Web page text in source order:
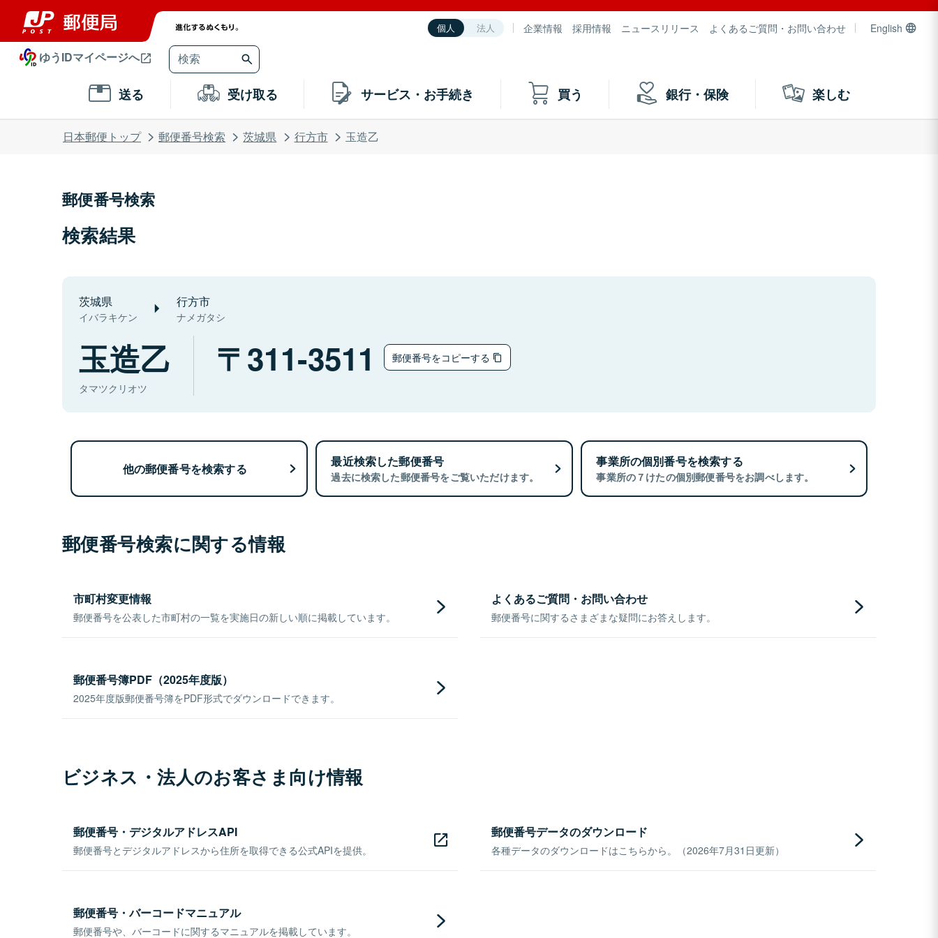
個人 法人 企業情報 採用情報 ニュースリリース よくあるご質問・お問い合わせ English
ゆうIDマイページへ
送る 受け取る サービス・お手続き 買う 銀行・保険 楽しむ
日本郵便トップ 郵便番号検索 茨城県 行方市 玉造乙
郵便番号検索
検索結果
茨城県
イバラキケン
行方市
ナメガタシ
玉造乙
タマツクリオツ
311-3511 郵便番号をコピーする
他の郵便番号を検索する 最近検索した郵便番号
過去に検索した郵便番号をご覧いただけます。
事業所の個別番号を検索する
事業所の７けたの個別郵便番号をお調べします。
郵便番号検索に関する情報
市町村変更情報
郵便番号を公表した市町村の一覧を実施日の新しい順に掲載しています。
よくあるご質問・お問い合わせ
郵便番号に関するさまざまな疑問にお答えします。
郵便番号簿PDF（2025年度版）
2025年度版郵便番号簿をPDF形式でダウンロードできます。
ビジネス・法人のお客さま向け情報
郵便番号・デジタルアドレスAPI
郵便番号とデジタルアドレスから住所を取得できる公式APIを提供。
郵便番号データのダウンロード
各種データのダウンロードはこちらから。（2026年7月31日更新）
郵便番号・バーコードマニュアル
郵便番号や、バーコードに関するマニュアルを掲載しています。